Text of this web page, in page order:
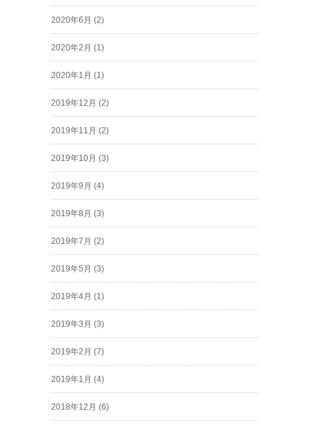
2020年6月 (2)
2020年2月 (1)
2020年1月 (1)
2019年12月 (2)
2019年11月 (2)
2019年10月 (3)
2019年9月 (4)
2019年8月 (3)
2019年7月 (2)
2019年5月 (3)
2019年4月 (1)
2019年3月 (3)
2019年2月 (7)
2019年1月 (4)
2018年12月 (6)